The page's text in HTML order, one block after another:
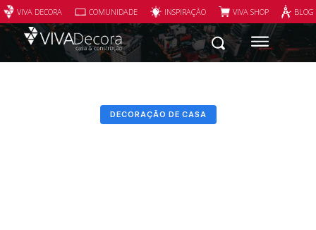
VIVA DECORA COMUNIDADE INSPIRAÇÃO VIVA SHOP
DECORAÇÃO DE CASA